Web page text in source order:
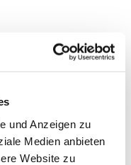
und Anzeigen zu
Medien anbieten
Website zu